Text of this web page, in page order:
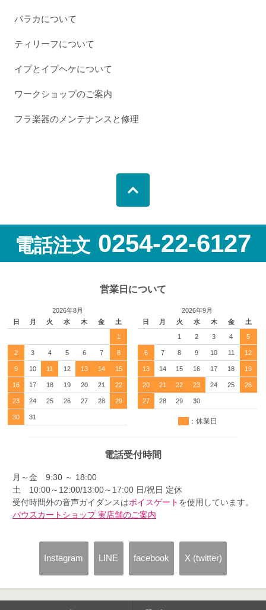
パラカについて
ティリーフについて
イプとイプヘケについて
ワークショップのご案内
フラ楽器のメンテナンスと修理
電話注文 0254-22-6127
営業日について
2026年8月
日
月 火 水 木 金 土
1
2 3 4 5 6 7 8
9 10 11 12 13 14 15
16 17 18 19 20 21 22
23 24 25 26 27 28 29
30 31
2026年9月
日
月 火 水 木 金 土
1 2 3 4 5
6 7 8 9 10 11 12
13 14 15 16 17 18 19
20 21 22 23 24 25 26
27 28 29 30
：休業日
電話受付時間
月～金 9:30 ～ 18:00
土 10:00～12:00/13:00～17:00 日/祝日 定休
受付時間外の音声ガイダンスはボイスゲート を使用しています。
パウスカートショップ 実店舗のご案内
Instagram LINE facebook X (twitter)